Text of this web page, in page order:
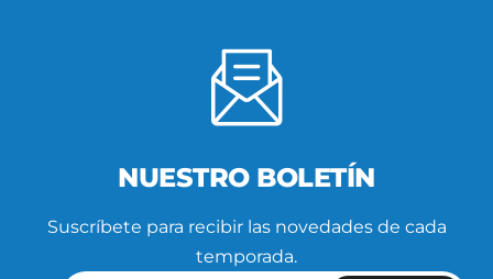
NUESTRO BOLETÍN
Suscríbete para recibir las novedades de cada
temporada.